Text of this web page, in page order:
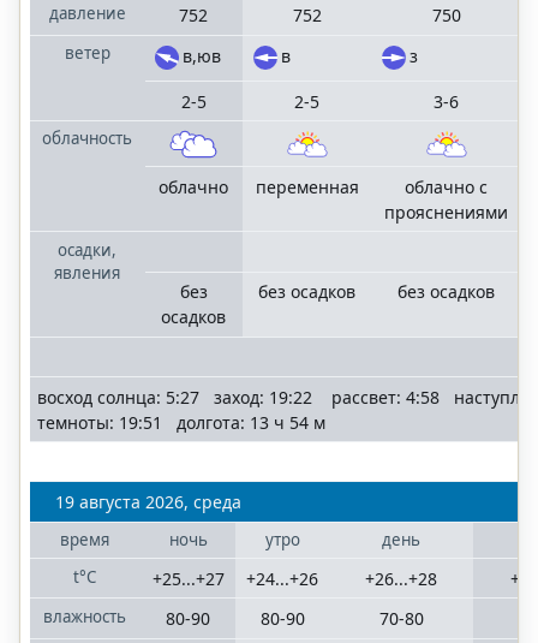
давление
ветер
облачность
осадки,
явления
752
в,юв
2-5
облачно
без
осадков
752
в
2-5
переменная
без осадков
750
з
3-6
облачно с
прояснениями
без осадков
восход солнца: 5:27 заход: 19:22 рассвет: 4:58
темноты: 19:51 долгота: 13 ч 54 м
19 августа 2026, среда
время
t°C
влажность
ночь
+25...+27
80-90
утро
+24...+26
80-90
день
+26...+28
70-80